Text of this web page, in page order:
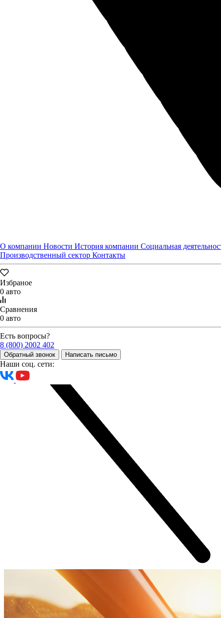
О компании Новости История компании Социальная
Производственный сектор Контакты
Избраное
0 авто
Сравнения
0 авто
Есть вопросы?
8 (800) 2002 402
Обратный звонок Написать письмо
Наши соц. сети: